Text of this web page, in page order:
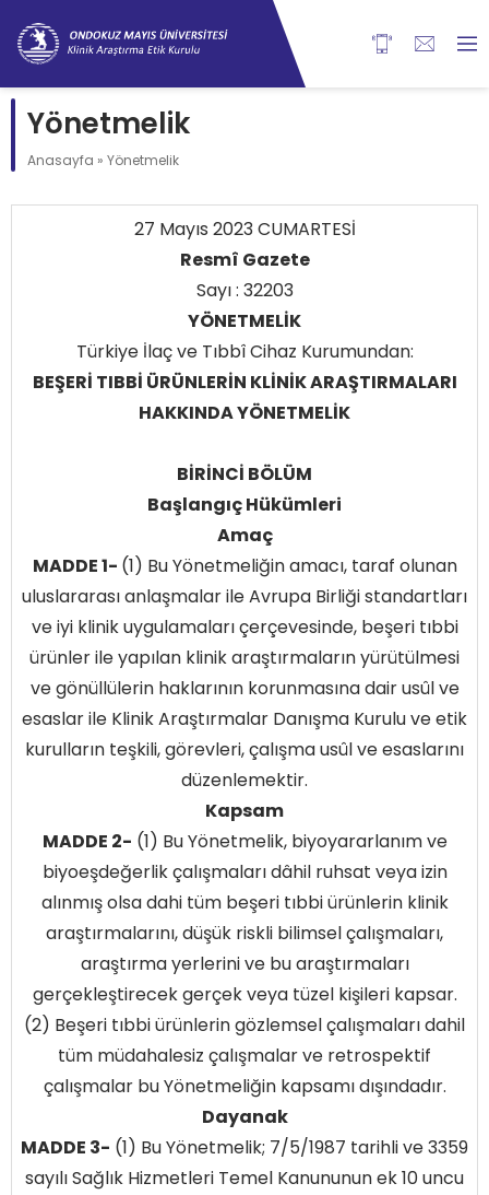
Yönetmelik
Anasayfa » Yönetmelik
27 Mayıs 2023 CUMARTESİ
Resmî Gazete
Sayı : 32203
YÖNETMELİK
Türkiye İlaç ve Tıbbî Cihaz Kurumundan:
BEŞERİ TIBBİ ÜRÜNLERİN KLİNİK ARAŞTIRMALARI
HAKKINDA YÖNETMELİK
BİRİNCİ BÖLÜM
Başlangıç Hükümleri
Amaç
MADDE 1- (1) Bu Yönetmeliğin amacı, taraf olunan
uluslararası anlaşmalar ile Avrupa Birliği standartları
ve iyi klinik uygulamaları çerçevesinde, beşeri tıbbi
ürünler ile yapılan klinik araştırmaların yürütülmesi
ve gönüllülerin haklarının korunmasına dair usûl ve
esaslar ile Klinik Araştırmalar Danışma Kurulu ve etik
kurulların teşkili, görevleri, çalışma usûl ve esaslarını
düzenlemektir.
Kapsam
MADDE 2- (1) Bu Yönetmelik, biyoyararlanım ve
biyoeşdeğerlik çalışmaları dâhil ruhsat veya izin
alınmış olsa dahi tüm beşeri tıbbi ürünlerin klinik
araştırmalarını, düşük riskli bilimsel çalışmaları,
araştırma yerlerini ve bu araştırmaları
gerçekleştirecek gerçek veya tüzel kişileri kapsar.
(2) Beşeri tıbbi ürünlerin gözlemsel çalışmaları dahil
tüm müdahalesiz çalışmalar ve retrospektif
çalışmalar bu Yönetmeliğin kapsamı dışındadır.
Dayanak
MADDE 3- (1) Bu Yönetmelik; 7/5/1987 tarihli ve 3359
sayılı Sağlık Hizmetleri Temel Kanununun ek 10 uncu